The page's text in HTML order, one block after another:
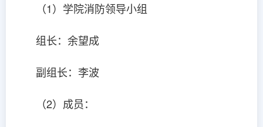
（1）学院消防领导小组
组长：余望成
副组长：李波
（2）成员：